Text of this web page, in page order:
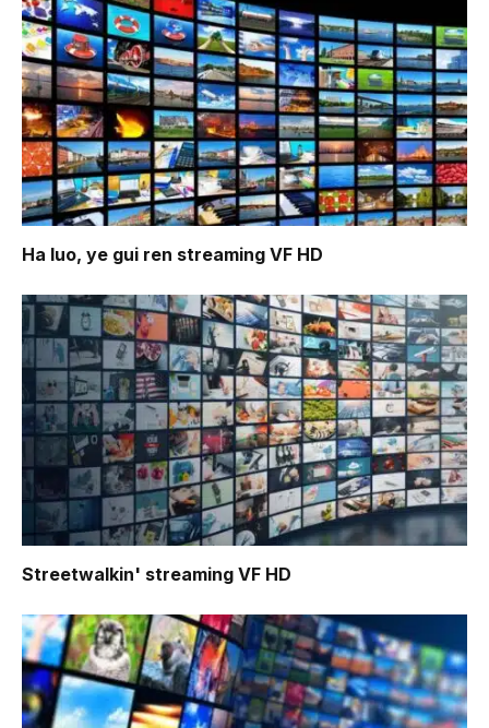
Ha luo, ye gui ren streaming VF HD
Streetwalkin' streaming VF HD